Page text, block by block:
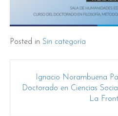
Posted in Sin categoría
navigation
Ignacio Norambuena
Doctorado en Ciencias
La